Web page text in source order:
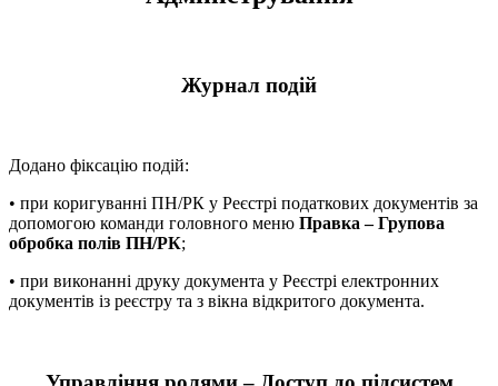
Журнал подій
Додано фіксацію подій:
• при коригуванні ПН/РК у Реєстрі податкових документів за
допомогою команди головного меню Правка – Групова
обробка полів ПН/РК;
• при виконанні друку документа у Реєстрі електронних
документів із реєстру та з вікна відкритого документа.